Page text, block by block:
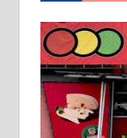
Пружам
у
молерских
Ало